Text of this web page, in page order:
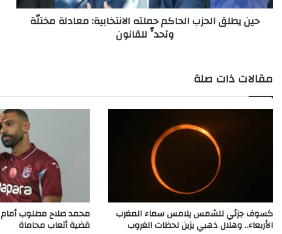
وتحدٍّ
للقانونحين يطلق الحزب الحاكم حملته الانتخابية: معادلة مختلّة
وتحدٍّ للقانون
مقالات ذات صلة
كسوف جزئي للشمس يلامس سماء المغرب
الأربعاء.. وهلال ذهبي يزين لحظات الغروب
محمد صلاح مطلوب
قضية أتعاب محاماة